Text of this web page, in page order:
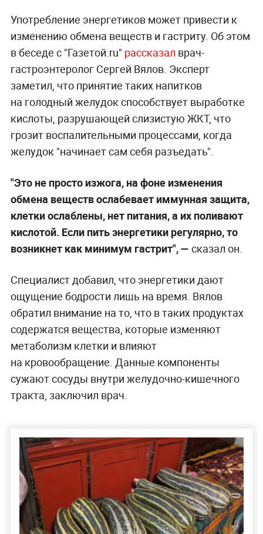
Употребление энергетиков может привести к
изменению обмена веществ и гастриту. Об этом
в беседе с "Газетой.ru" рассказал врач-
гастроэнтеролог Сергей Вялов. Эксперт
заметил, что принятие таких напитков
на голодный желудок способствует выработке
кислоты, разрушающей слизистую ЖКТ, что
грозит воспалительными процессами, когда
желудок "начинает сам себя разъедать".
"Это не просто изжога, на фоне изменения
обмена веществ ослабевает иммунная защита,
клетки ослаблены, нет питания, а их поливают
кислотой. Если пить энергетики регулярно, то
возникнет как минимум гастрит", — сказал он.
Специалист добавил, что энергетики дают
ощущение бодрости лишь на время. Вялов
обратил внимание на то, что в таких продуктах
содержатся вещества, которые изменяют
метаболизм клетки и влияют
на кровообращение. Данные компоненты
сужают сосуды внутри желудочно-кишечного
тракта, заключил врач.